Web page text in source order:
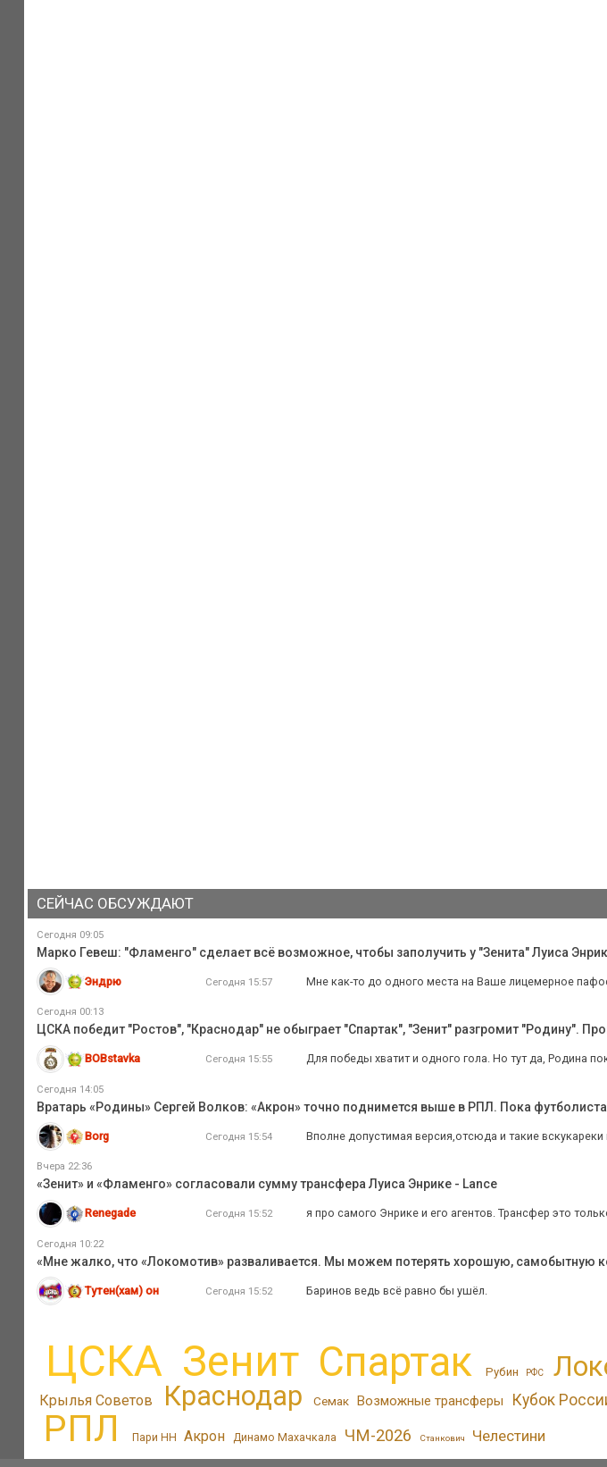
СЕЙЧАС ОБСУЖДАЮТ
Сегодня 09:05
Марко Гевеш: "Фламенго" сделает всё возможное, чтобы заполучить у "Зенита" Луиса
Эндрю Сегодня 15:57 Мне как-то до одного места на Ваше лицемерное
Сегодня 00:13
ЦСКА победит "Ростов", "Краснодар" не обыграет "Спартак", "Зенит" разгромит "Родину".
BOBstavka Сегодня 15:55 Для победы хватит и одного гола. Но тут да, Родина
Сегодня 14:05
Вратарь «Родины» Сергей Волков: «Акрон» точно поднимется выше в РПЛ. Пока
Borg Сегодня 15:54 Вполне допустимая версия,отсюда и такие
Вчера 22:36
«Зенит» и «Фламенго» согласовали сумму трансфера Луиса Энрике - Lance
Renegade Сегодня 15:52 я про самого Энрике и его агентов. Трансфер это
Сегодня 10:22
«Мне жалко, что «Локомотив» разваливается. Мы можем потерять хорошую, самобытную
Тутен(хам) он Сегодня 15:52 Баринов ведь всё равно бы ушёл.
ЦСКА Зенит Спартак Рубин РФС
Крылья Советов Краснодар Семак Возможные трансферы Кубок
РПЛ Пари НН Акрон Динамо Махачкала ЧМ-2026 Станкович Челестини